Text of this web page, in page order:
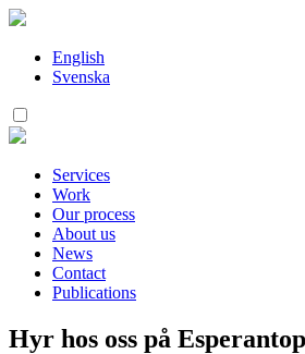
Skip
contentEnglish
Svenska
Services
Work
Our process
About us
News
Contact
Publications
Hyr hos oss på